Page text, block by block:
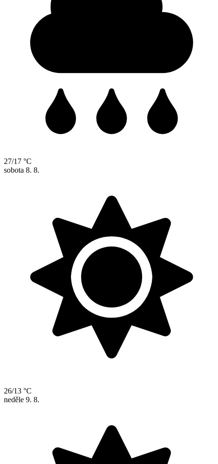
27/17 °C
sobota 8. 8.
26/13 °C
neděle 9. 8.